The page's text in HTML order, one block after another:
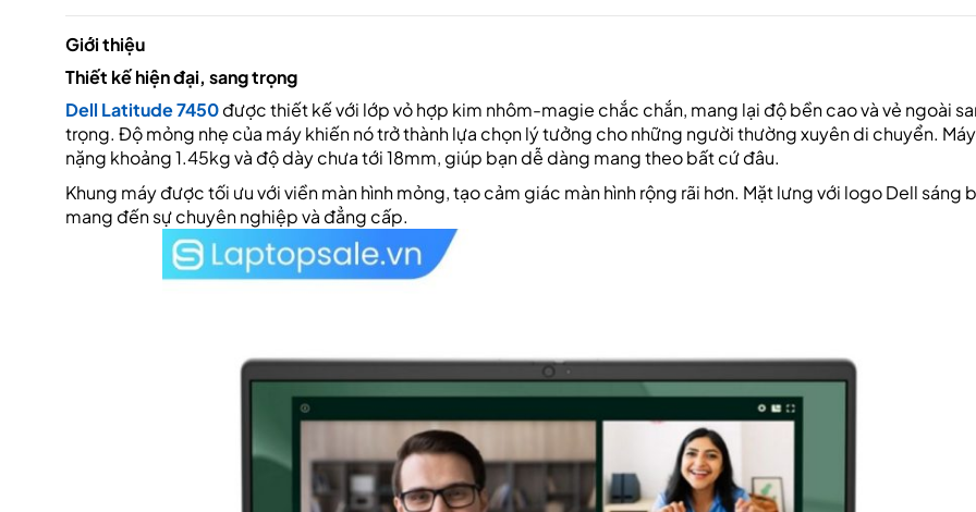
Giới thiệu
Thiết kế hiện đại, sang trọng
Dell Latitude 7450được thiết kế với lớp vỏ hợp kim nhôm-magie chắc chắn, mang lại độ bền cao và vẻ ngoài
trọng. Độ mỏng nhẹ của máy khiến nó trở thành lựa chọn lý tưởng cho những người thường xuyên di chuyển.
nặng khoảng 1.45kg và độ dày chưa tới 18mm, giúp bạn dễ dàng mang theo bất cứ đâu.
Khung máy được tối ưu với viền màn hình mỏng, tạo cảm giác màn hình rộng rãi hơn. Mặt lưng với logo Dell sáng
mang đến sự chuyên nghiệp và đẳng cấp.